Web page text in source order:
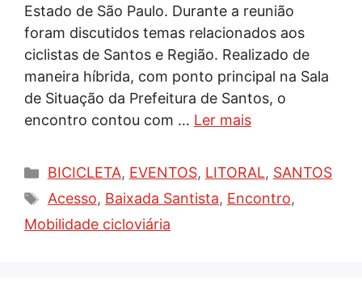
Estado de São Paulo. Durante a reunião
foram discutidos temas relacionados aos
ciclistas de Santos e Região. Realizado de
maneira híbrida, com ponto principal na Sala
de Situação da Prefeitura de Santos, o
encontro contou com … Ler mais
Categorias
BICICLETA, EVENTOS, LITORAL, SANTOS
Tags
Acesso, Baixada Santista, Encontro,
Mobilidade cicloviária